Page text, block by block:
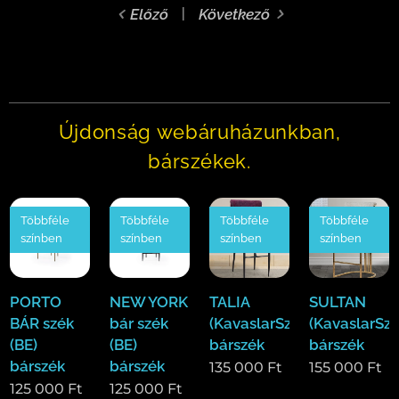
Előző Következő
Újdonság webáruházunkban,
bárszékek.
PORTO
BÁR szék
(BE)
bárszék
Többféle
színben
125 000 Ft
NEW YORK
bár szék
(BE)
bárszék
Többféle
színben
125 000 Ft
TALIA
(KavaslarSzékek)
bárszék
Többféle
színben
135 000 Ft
SULTAN
bárszék
Többféle
színben
155 000 Ft